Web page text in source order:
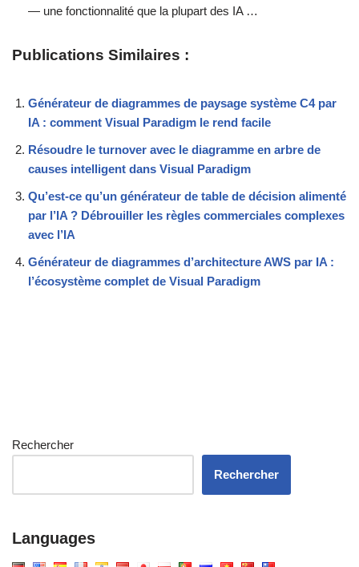
— une fonctionnalité que la plupart des IA …
Publications Similaires :
Générateur de diagrammes de paysage système C4 par
IA : comment Visual Paradigm le rend facile
Résoudre le turnover avec le diagramme en arbre de
causes intelligent dans Visual Paradigm
Qu’est-ce qu’un générateur de table de décision alimenté
par l’IA ? Débrouiller les règles commerciales complexes
avec l’IA
Générateur de diagrammes d’architecture AWS par IA :
l’écosystème complet de Visual Paradigm
Rechercher
Rechercher
Languages